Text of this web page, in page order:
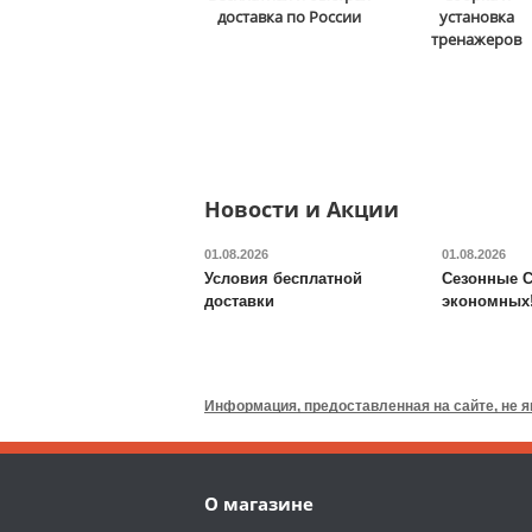
Masters Physiotech A260
Мощность двигателя
л.с.
БЕСПЛАТНО,
ОТЗЫВОВ: 2
T-B2
58 090руб.
Макс. вес
доставка по России
установка
тренажеров
Новости и Акции
01.08.2026
Условия бесплатной
доставки
01.08.2026
Сезонные
экономных!
Информация, предоставленная на сайте, не
О магазине